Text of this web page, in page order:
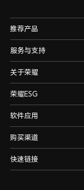
推荐产品
服务与支持
关于荣耀
荣耀ESG
软件应用
购买渠道
快速链接